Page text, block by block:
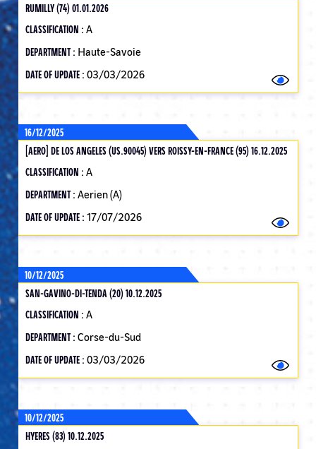
RUMILLY (74) 01.01.2026
CLASSIFICATION : A
DEPARTMENT : Haute-Savoie
DATE OF UPDATE : 03/03/2026
16/12/2025
[AERO] DE LOS ANGELES (US.90045) VERS ROISSY-EN-FRANCE (95) 16.12.2025
CLASSIFICATION : A
DEPARTMENT : Aerien (A)
DATE OF UPDATE : 17/07/2026
10/12/2025
SAN-GAVINO-DI-TENDA (20) 10.12.2025
CLASSIFICATION : A
DEPARTMENT : Corse-du-Sud
DATE OF UPDATE : 03/03/2026
10/12/2025
HYERES (83) 10.12.2025